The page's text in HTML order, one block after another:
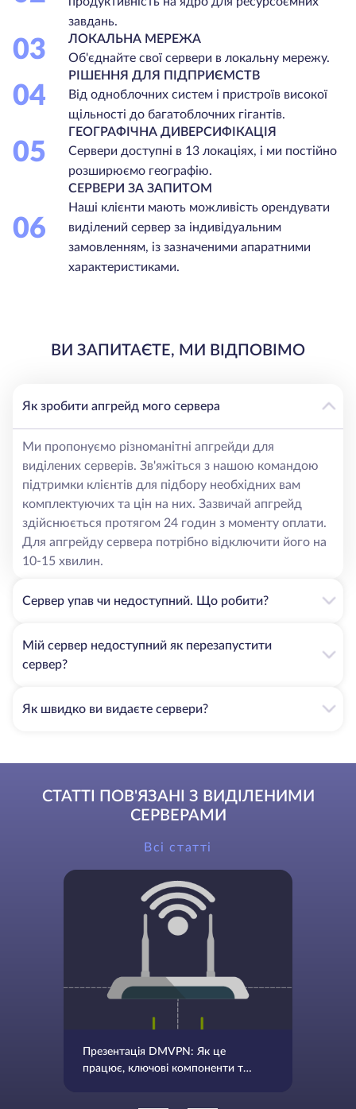
завдань.
03
ЛОКАЛЬНА МЕРЕЖА
Об'єднайте свої сервери в локальну мережу.
04
РІШЕННЯ ДЛЯ ПІДПРИЄМСТВ
Від одноблочних систем і пристроїв високої
щільності до багатоблочних гігантів.
05
ГЕОГРАФІЧНА ДИВЕРСИФІКАЦІЯ
Сервери доступні в 13 локаціях, і ми постійно
розширюємо географію.
06
СЕРВЕРИ ЗА ЗАПИТОМ
Наші клієнти мають можливість орендувати
виділений сервер за індивідуальним
замовленням, із зазначеними апаратними
характеристиками.
ВИ ЗАПИТАЄТЕ, МИ ВІДПОВІМО
Як зробити апгрейд мого сервера
Ми пропонуємо різноманітні апгрейди для
виділених серверів. Зв'яжіться з нашою командою
підтримки клієнтів для підбору необхідних вам
комплектуючих та цін на них. Зазвичай апгрейд
здійснюється протягом 24 годин з моменту оплати.
Для апгрейду сервера потрібно відключити його на
10-15 хвилин.
Сервер упав чи недоступний. Що робити?
Мій сервер недоступний як перезапустити
сервер?
Як швидко ви видаєте сервери?
СТАТТІ ПОВ'ЯЗАНІ З ВИДІЛЕНИМИ
СЕРВЕРАМИ
Всі статті
Презентація DMVPN: Як це
працює, ключові компоненти та